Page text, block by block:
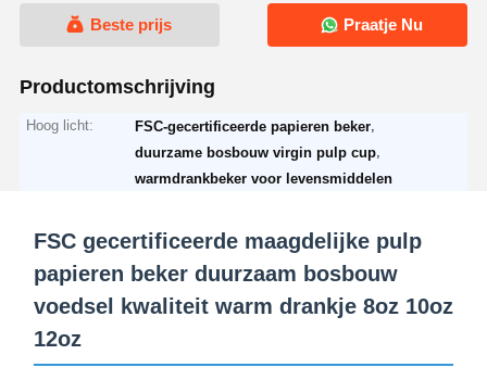
Beste prijs
Praatje Nu
Productomschrijving
Hoog licht: FSC-gecertificeerde papieren beker
duurzame bosbouw virgin pulp cup
warmdrankbeker voor levensmiddelen
FSC gecertificeerde maagdelijke pulp
papieren beker duurzaam bosbouw
voedsel kwaliteit warm drankje 8oz 10oz
12oz